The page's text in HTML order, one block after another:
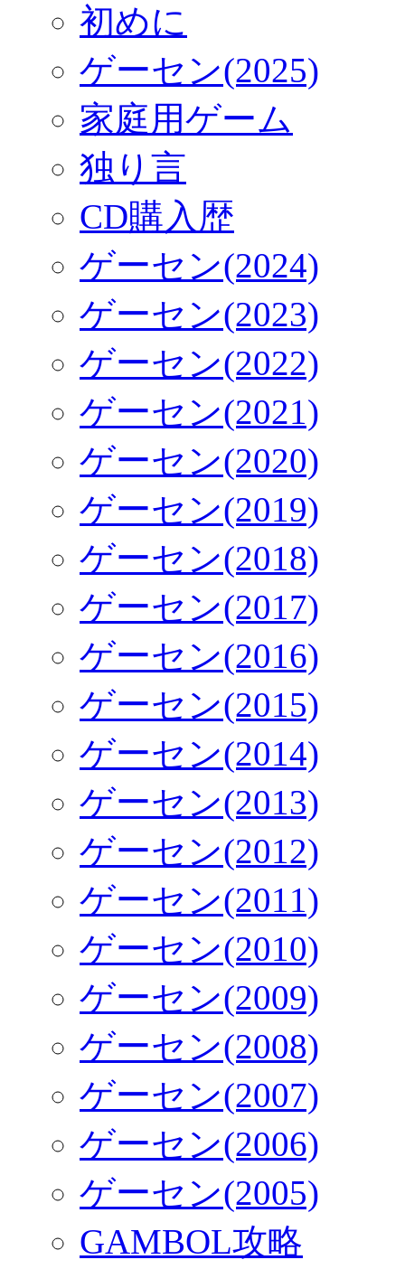
初めに
ゲーセン(2025)
家庭用ゲーム
独り言
CD購入歴
ゲーセン(2024)
ゲーセン(2023)
ゲーセン(2022)
ゲーセン(2021)
ゲーセン(2020)
ゲーセン(2019)
ゲーセン(2018)
ゲーセン(2017)
ゲーセン(2016)
ゲーセン(2015)
ゲーセン(2014)
ゲーセン(2013)
ゲーセン(2012)
ゲーセン(2011)
ゲーセン(2010)
ゲーセン(2009)
ゲーセン(2008)
ゲーセン(2007)
ゲーセン(2006)
ゲーセン(2005)
GAMBOL攻略